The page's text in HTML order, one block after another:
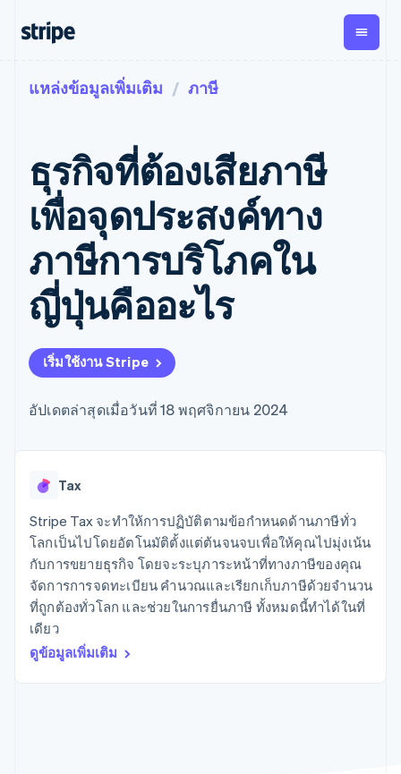
การชำระเงิน
การชำระเงิน
ออนไลน์
Payment links
การชำระเงิน
แบบไม่ต้อง
เขียนโค้ด
Checkout
UI การชำระ
เงินสำเร็จรูป
Elements
องค์ประกอบ UI
วิธีการชำระ
เงิน
มากกว่า 125
Authorization
ยกระดับการ
ชำระเงิน
Link
รวดเร็วขึ้น
รายรับ
รายรับตาม
แบบแผนล่วง
หน้า
Metronome
การเรียกเก็บ
เงินตามการ
ใช้งาน
การชำระเงิน
ตามรอบบิล
การจัดการ
การชำระเงิน
ตามรอบบิล
Invoicing
ตามแบบแผน
ล่วงหน้า
Tax
ขายและ VAT
อัตโนมัติ
Revenue
ทำบัญชี
Sigma
รายงานที่
ออกแบบเอง
Data
Pipeline
การซิงค์
Global
เบิกจ่าย
ให้กับ
บุคคลที่
สาม
ตามขั้น
ธุรกิจสตาร์ทอัพ
ตามกรณีใช้งาน
การค้าแบบใช้เอเจนต์
อีคอมเมิร์ซ
บริการทางการเงินที่ผสาน
รวมในตัว
การทำงานอัตโนมัติด้าน
ธุรกิจทั่วโลก
การชำระเงินในแอป
มาร์เก็ตเพลส
การจัดการเงิน
แพลตฟอร์ม
บริษัท AI
แวดวงครีเอเตอร์
เกม
การบริการ การเดินทาง
และสันทนาการ
องค์กรไม่แสวงผลกำไร
ภาครัฐ
เอกสารประกอบ
ข้อมูลอ้างอิงเกี่ยวกับ API
ไลบรารีและ SDK
Stripe Apps
คู่มือ
รับการชำระเงินออนไลน์
ติดตั้งใช้งานการชำระเงิน
สำเร็จรูป
มาร์เก็ตเพลส
จัดการการชำระเงินตาม
รอบบิล
เสนอการเรียกเก็บเงินตาม
การใช้งาน
แหล่งข้อมูล
การเชื่อมต่อการทำงาน
แอป
สถานะ API
เรียนรู้
เรื่องราวจากลูกค้า
คู่มือ
การสนับสนุน
รับการสนับสนุน
แพ็กเกจการสนับสนุนที่ได้
รับการจัดการ
บริการเฉพาะทาง
การติดต่อ
ติดต่อฝ่ายขาย
แหล่งข้อมูลเพิ่มเติม ภาษี
ธุรกิจที่ต้องเสียภาษี
เพื่อจุดประสงค์ทาง
ภาษีการบริโภคใน
ญี่ปุ่นคืออะไร
เริ่มใช้งาน Stripe
อัปเดตล่าสุดเมื่อวันที่ 18 พฤศจิกายน 2024
Tax
Stripe Tax จะทำให้การปฏิบัติตามข้อกำหนดด้านภาษีทั่ว
โลกเป็นไปโดยอัตโนมัติตั้งแต่ต้นจนจบเพื่อให้คุณไปมุ่งเน้น
กับการขยายธุรกิจ โดยจะระบุภาระหน้าที่ทางภาษีของคุณ
จัดการการจดทะเบียน คำนวณและเรียกเก็บภาษีด้วยจำนวน
ที่ถูกต้องทั่วโลก และช่วยในการยื่นภาษี ทั้งหมดนี้ทำได้ในที่
เดียว
ดูข้อมูลเพิ่มเติม